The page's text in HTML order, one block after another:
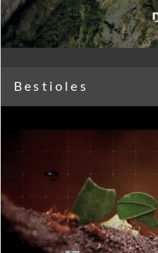
Bestioles